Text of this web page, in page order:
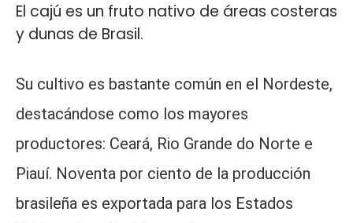
El cajú es un fruto nativo de áreas costeras
y dunas de Brasil.
Su cultivo es bastante común en el Nordeste,
destacándose como los mayores
productores: Ceará, Rio Grande do Norte e
Piauí. Noventa por ciento de la producción
brasileña es exportada para los Estados